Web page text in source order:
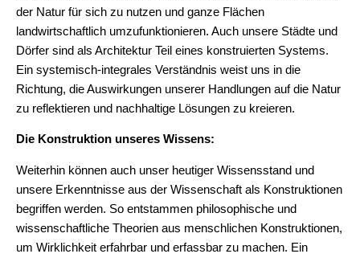
der Natur für sich zu nutzen und ganze Flächen
landwirtschaftlich umzufunktionieren. Auch unsere Städte und
Dörfer sind als Architektur Teil eines konstruierten Systems.
Ein systemisch-integrales Verständnis weist uns in die
Richtung, die Auswirkungen unserer Handlungen auf die Natur
zu reflektieren und nachhaltige Lösungen zu kreieren.
Die Konstruktion unseres Wissens:
Weiterhin können auch unser heutiger Wissensstand und
unsere Erkenntnisse aus der Wissenschaft als Konstruktionen
begriffen werden. So entstammen philosophische und
wissenschaftliche Theorien aus menschlichen Konstruktionen,
um Wirklichkeit erfahrbar und erfassbar zu machen. Ein